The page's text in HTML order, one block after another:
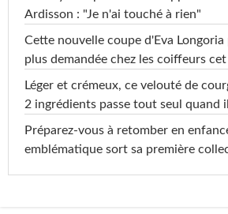
Ardisson : "Je n'ai touché à rien"
Cette nouvelle coupe d'Eva
plus demandée chez les coiffeurs
Léger et crémeux, ce velouté de
2 ingrédients passe tout seul quand
Préparez-vous à retomber en
emblématique sort sa première